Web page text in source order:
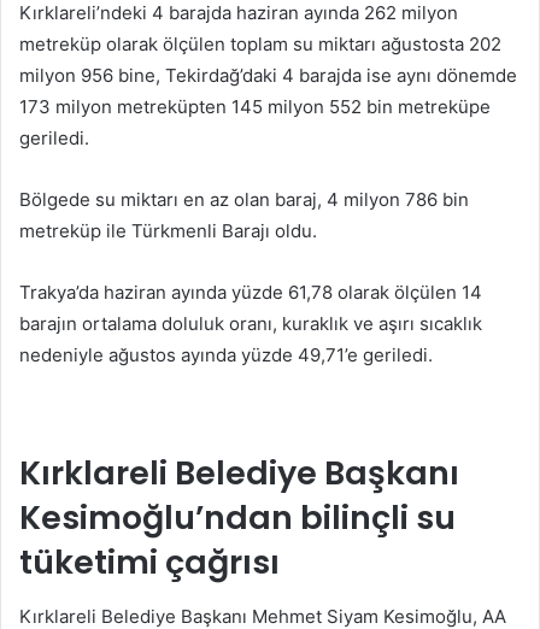
Kırklareli’ndeki 4 barajda haziran ayında 262 milyon
metreküp olarak ölçülen toplam su miktarı ağustosta 202
milyon 956 bine, Tekirdağ’daki 4 barajda ise aynı dönemde
173 milyon metreküpten 145 milyon 552 bin metreküpe
geriledi.
Bölgede su miktarı en az olan baraj, 4 milyon 786 bin
metreküp ile Türkmenli Barajı oldu.
Trakya’da haziran ayında yüzde 61,78 olarak ölçülen 14
barajın ortalama doluluk oranı, kuraklık ve aşırı sıcaklık
nedeniyle ağustos ayında yüzde 49,71’e geriledi.
Kırklareli Belediye Başkanı
Kesimoğlu’ndan bilinçli su
tüketimi çağrısı
Kırklareli Belediye Başkanı Mehmet Siyam Kesimoğlu, AA